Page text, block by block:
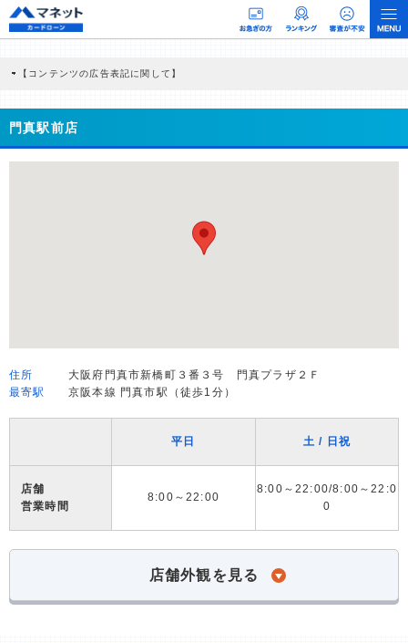
【コンテンツの広告表記に関して】
商品を根拠なくPRするものではなく、当編集部の調査／ユーザーへの口コミ収集な
どに基づき、公平性を担保した情報提供を行っています。
>提携企業一覧
門真駅前店
住所
大阪府門真市新橋町３番３号 門真プラザ２Ｆ
最寄駅
京阪本線 門真市駅（徒歩1分）
平日 土 / 日祝
店舗
営業時間
8:00～22:00
8:00～22:00/8:00～22:0
0
店舗外観を見る